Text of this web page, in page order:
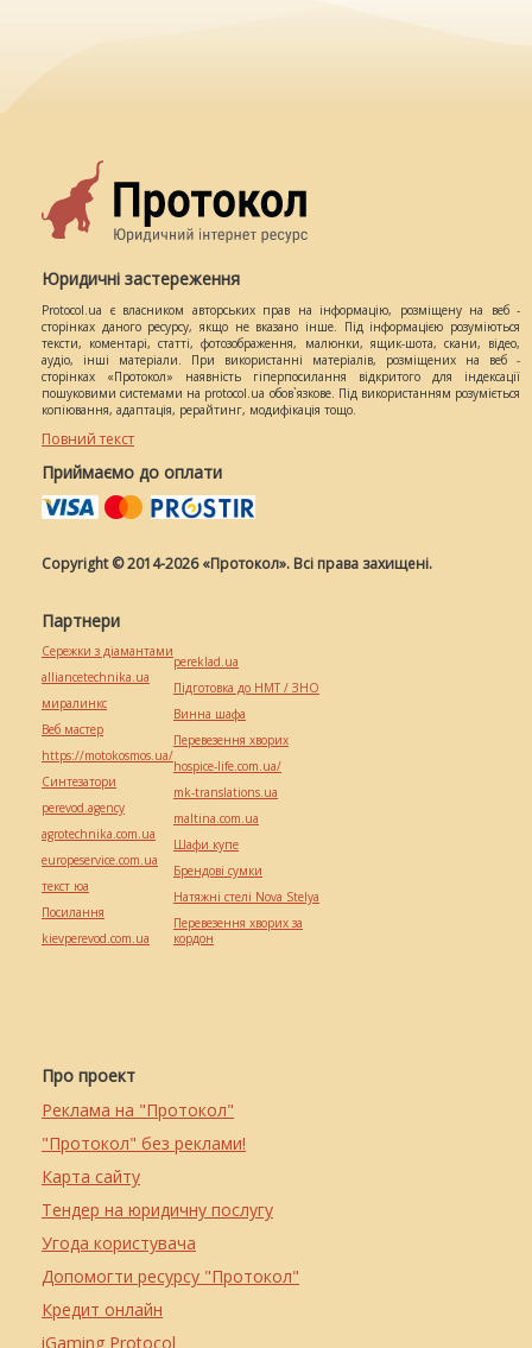
Юридичні застереження
Protocol.ua є власником авторських прав на інформацію, розміщену на веб -
сторінках даного ресурсу, якщо не вказано інше. Під інформацією розуміються
тексти, коментарі, статті, фотозображення, малюнки, ящик-шота, скани, відео,
аудіо, інші матеріали. При використанні матеріалів, розміщених на веб -
сторінках «Протокол» наявність гіперпосилання відкритого для індексації
пошуковими системами на protocol.ua обов`язкове. Під використанням розуміється
копіювання, адаптація, рерайтинг, модифікація тощо.
Повний текст
Приймаємо до оплати
Copyright © 2014-2026 «Протокол». Всі права захищені.
Про проект
Реклама на "Протокол"
"Протокол" без реклами!
Карта сайту
Тендер на юридичну послугу
Угода користувача
Допомогти ресурсу "Протокол"
Кредит онлайн
iGaming Protocol
Партнери
Сережки з діамантами
alliancetechnika.ua
миралинкс
Веб мастер
https://motokosmos.ua/
Синтезатори
perevod.agency
agrotechnika.com.ua
europeservice.com.ua
текст юа
Посилання
kievperevod.com.ua
pereklad.ua
Підготовка до НМТ / ЗНО
Винна шафа
Перевезення хворих
hospice-life.com.ua/
mk-translations.ua
maltina.com.ua
Шафи купе
Брендові сумки
Натяжні стелі Nova Stelya
Перевезення хворих за
кордон